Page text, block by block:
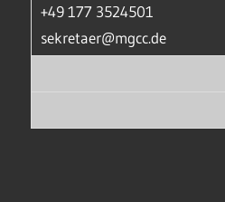
+49 177 3524501
sekretaer@mgcc.de